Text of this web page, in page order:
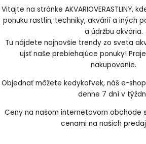
Vitajte na stránke AKVARIOVERASTLINY,
ponuku rastlín, techniky, akvárií a iných
a údržbu akvária.
Tu nájdete najnovšie trendy zo sveta
ujsť naše prebiehajúce ponuky!
nakupovanie.
Objednať môžete kedykoľvek, náš e-
denne 7 dní v
Ceny na našom internetovom obchode
cenami na našich